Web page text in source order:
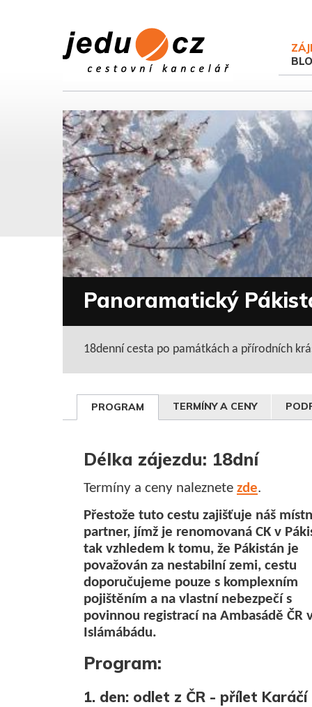
Panoramatický
18denní cesta po památkách a přírodních
PROGRAM TERMÍNY A CENY
Délka zájezdu: 18dní
Termíny a ceny naleznete zde.
Přestože tuto cestu zajišťuje náš
partner, jímž je renomovaná CK v
tak vzhledem k tomu, že Pákistán je
považován za nestabilní zemi, cestu
doporučujeme pouze s komplexním
pojištěním a na vlastní nebezpečí s
povinnou registrací na Ambasádě ČR
Islámábádu.
Program:
1. den: odlet z ČR - přílet Karáčí